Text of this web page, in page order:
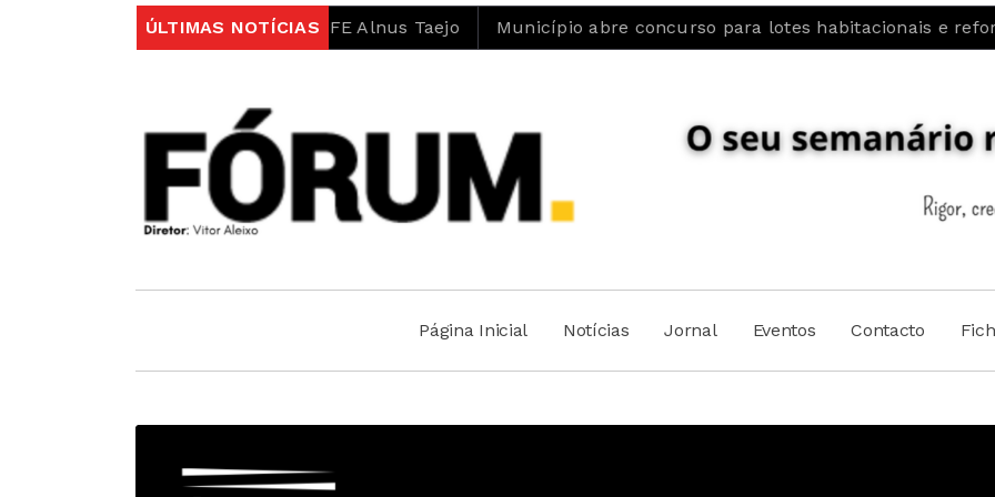
ÚLTIMAS NOTÍCIAS
âmbito do projeto LIFE Alnus Taejo Município abre concurso para lotes habitacionais e reforça aposta na
Página Inicial Notícias Jornal Eventos Contacto